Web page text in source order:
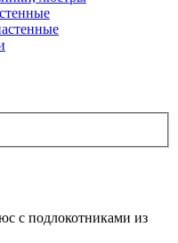
с подлокотниками из